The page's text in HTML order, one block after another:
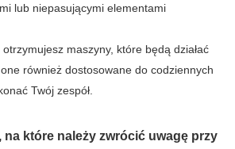
lub niepasującymi elementami
maszyny, które będą działać
one również dostosowane do codziennych
Twój zespół.
na które należy zwrócić uwagę przy